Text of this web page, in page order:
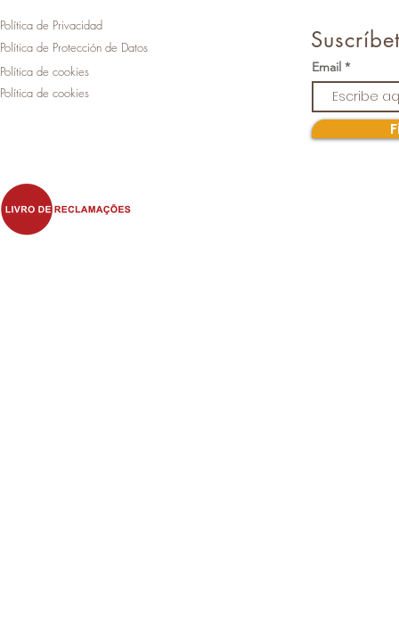
Política de Privacidad
Política de Protección de Datos
Política de cookies
Política de cookies
Email